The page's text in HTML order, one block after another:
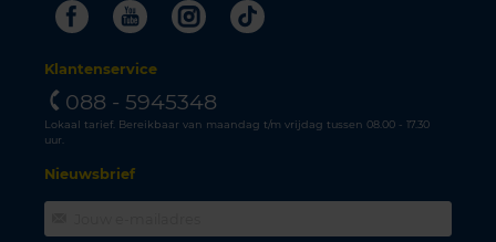
FacebookYoutubeInstagram
Tiktok
Klantenservice
088 - 5945348
Lokaal tarief. Bereikbaar van maandag t/m vrijdag tussen 08.00 - 17.30
uur.
Nieuwsbrief